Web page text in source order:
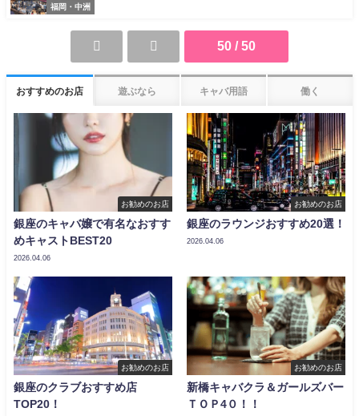
福岡・中洲
50 / 50
おすすめのお店 遊ぶなら キャバ用語 働く
お勧めのお店
銀座のキャバ嬢で有名なおすす
めキャストBEST20
2026.04.06
お勧めのお店
銀座のラウンジおすすめ20選！
2026.04.06
お勧めのお店
銀座のクラブおすすめ店
TOP20！
お勧めのお店
新橋キャバクラ＆ガールズバー
ＴＯＰ4０！！